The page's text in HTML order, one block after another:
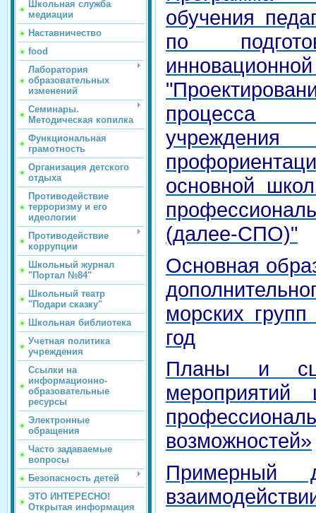
Школьная служба
медиации
Наставничество
food
Лаборатория
образовательных
изменений
Семинары.
Методическая копилка
Функциональная
грамотность
Организация детского
отдыха
Противодействие
терроризму и его
идеологии
Противодействие
коррупции
Школьный журнал
"Портал №84"
Школьный театр
"Подари сказку"
Школьная библиотека
Учетная политика
учреждения
Ссылки на
информационно-
образовательные
ресурсы
Электронные
обращения
Часто задаваемые
вопросы
Безопасность детей
ЭТО ИНТЕРЕСНО!
Открытая информация
обучения
по
процесса
основной
(далее-СПО)"
Основная
морских
год
Планы и
мероприятий
возможностей»
Примерный